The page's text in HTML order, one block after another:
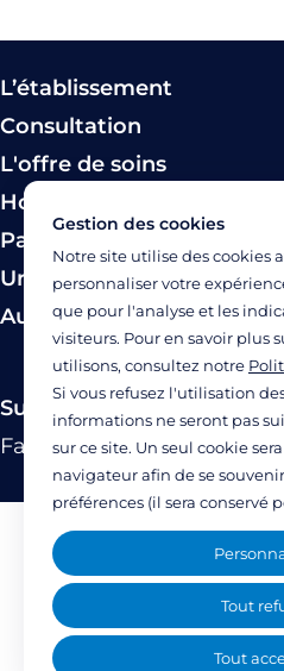
L’établissement
Consultation
L'offre de soins
Hospitalisation
Paiement
Urgence
Autres modes de prise
Suivez-nous
FacebookTwitterLinkedin
Mentions légales
Politique de
Accessibilité :
(77%)
Gestion des cookies
Notre site utilise des cookies
personnaliser votre
que pour l'analyse et les
visiteurs. Pour en savoir plus
utilisons, consultez notre
Si vous refusez l'utilisation
informations ne seront pas
sur ce site. Un seul cookie
navigateur afin de se
préférences (il sera conservé
Tout
Tout